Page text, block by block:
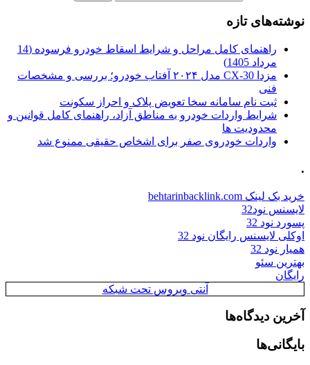
نوشته‌های تازه
راهنمای کامل مراحل و شرایط اسقاط خودرو فرسوده (14
مرداد 1405)
مزدا CX-30 مدل ۲۰۲۴ آفتاب خودرو؛ بررسی و مشخصات
فنی
ثبت نام سامانه سخا تعویض پلاک و احراز سکونت
شرایط واردات خودرو به مناطق آزاد، راهنمای کامل قوانین و
محدودیت ها
واردات خودروی صفر برای اشخاص حقیقی ممنوع شد
.
خرید بک لینک behtarinbacklink.com
لایسنس نود32
پسورد نود 32
اوکلی لایسنس رایگان نود 32
همیار نود 32
بهترین سئو
رایگان
آنتی ویروس تحت شبکه
آخرین دیدگاه‌ها
بایگانی‌ها